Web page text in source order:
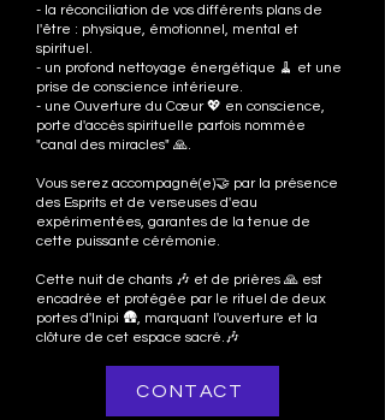
- la réconciliation de vos différents plans de
l'être : physique, émotionnel, mental et
spirituel.
- un profond nettoyage énergétique 🧹 et une
prise de conscience intérieure.
- une Ouverture du Cœur 💖 en conscience,
porte d'accès spirituelle parfois nommée
"canal des miracles" 🙏.
Vous serez accompagné(e)🤝 par la présence
des Esprits et de verseuses d'eau
expérimentées, garantes de la tenue de
cette puissante cérémonie.
Cette nuit de chants 🎶 et de prières 🙏 est
encadrée et protégée par le rituel de deux
portes d'Inipi 🛖, marquant l'ouverture et la
clôture de cet espace sacré.🎶
CONTACT